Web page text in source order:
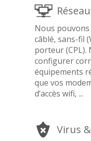
Nous
câblé, sans-fil
porteur (CPL).
configurer
équipements
que vos
d’accès wifi, ...
Virus